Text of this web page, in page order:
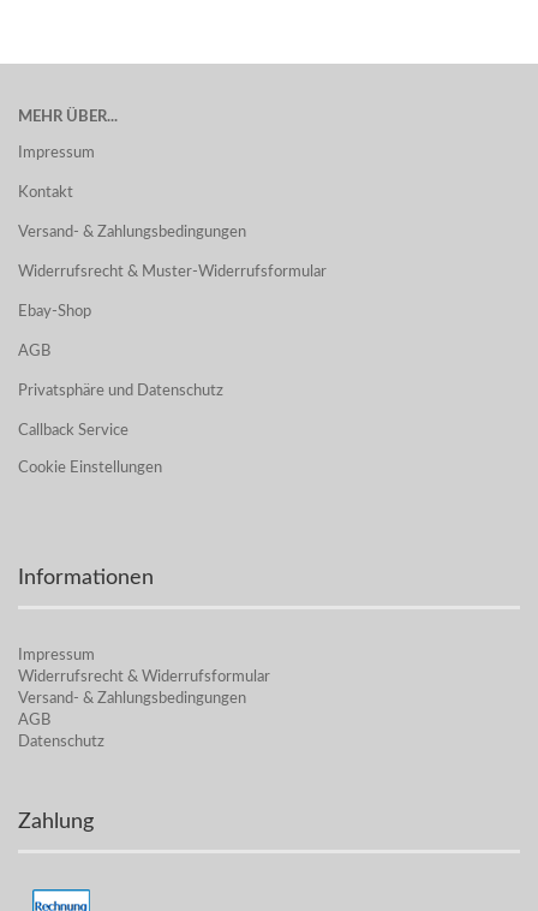
MEHR ÜBER...
Impressum
Kontakt
Versand- & Zahlungsbedingungen
Widerrufsrecht & Muster-Widerrufsformular
Ebay-Shop
AGB
Privatsphäre und Datenschutz
Callback Service
Cookie Einstellungen
Informationen
Impressum
Widerrufsrecht & Widerrufsformular
Versand- & Zahlungsbedingungen
AGB
Datenschutz
Zahlung